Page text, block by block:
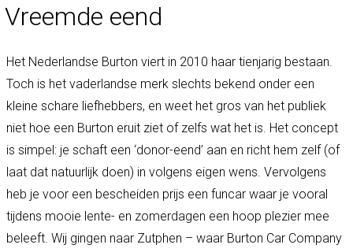
Vreemde eend
Het Nederlandse Burton viert in 2010 haar tienjarig bestaan.
Toch is het vaderlandse merk slechts bekend onder een
kleine schare liefhebbers, en weet het gros van het publiek
niet hoe een Burton eruit ziet of zelfs wat het is. Het concept
is simpel: je schaft een ‘donor-eend’ aan en richt hem zelf (of
laat dat natuurlijk doen) in volgens eigen wens. Vervolgens
heb je voor een bescheiden prijs een funcar waar je vooral
tijdens mooie lente- en zomerdagen een hoop plezier mee
beleeft. Wij gingen naar Zutphen – waar Burton Car Company